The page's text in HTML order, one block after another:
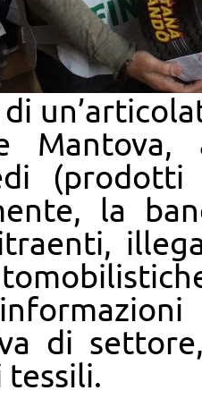
Mantova,
la
di